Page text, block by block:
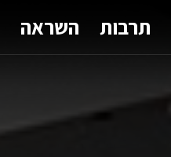
תרבות השראה